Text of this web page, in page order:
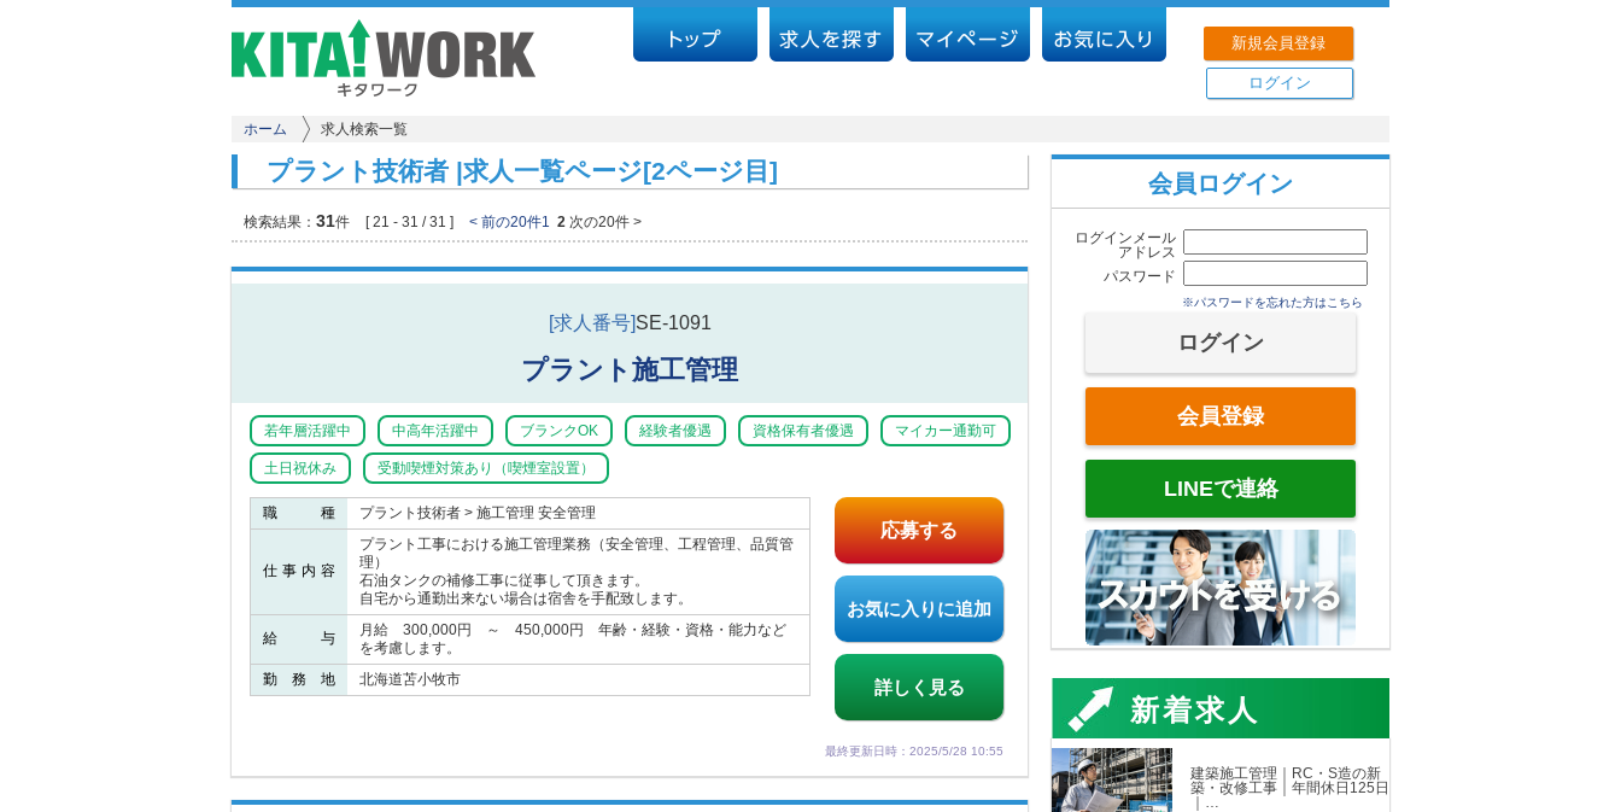
新規会員登録
ログイン
ホーム 求人検索一覧
プラント技術者 |求人一覧ページ[2ページ目]
検索結果： 31件 [ 21 - 31 / 31 ] < 前の20件1 2 次の20件 >
[求人番号]SE-1091
プラント施工管理
若年層活躍中 中高年活躍中 ブランクOK 経験者優遇 資格保有者優遇 マイカー通勤可
土日祝休み 受動喫煙対策あり（喫煙室設置）
職 種 プラント技術者 > 施工管理 安全管理
仕事内容
プラント工事における施工管理業務（安全管理、工程管理、品質管
理）
石油タンクの補修工事に従事して頂きます。
自宅から通勤出来ない場合は宿舎を手配致します。
給 与
月給 300,000円 ～ 450,000円 年齢・経験・資格・能力など
を考慮します。
勤 務 地
北海道苫小牧市
応募する
お気に入りに追加
詳しく見る
最終更新日時：2025/5/28 10:55
会員ログイン
ログインメール
アドレス
パスワード
※パスワードを忘れた方はこちら
会員登録
LINEで連絡
新着求人
建築施工管理｜RC・S造の新
築・改修工事｜年間休日125日
｜…